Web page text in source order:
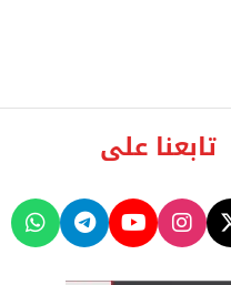
تابعنا على